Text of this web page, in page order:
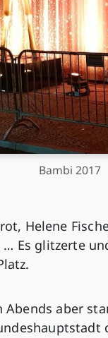
Bambi 2017
Helene
Es glitzerte
aber